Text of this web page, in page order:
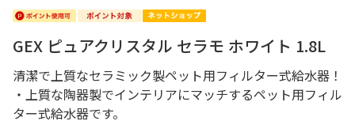
GEX ピュアクリスタル セラモ ホワイト 1.8L
清潔で上質なセラミック製ペット用フィルター式給水器！
・上質な陶器製でインテリアにマッチするペット用フィル
ター式給水器です。